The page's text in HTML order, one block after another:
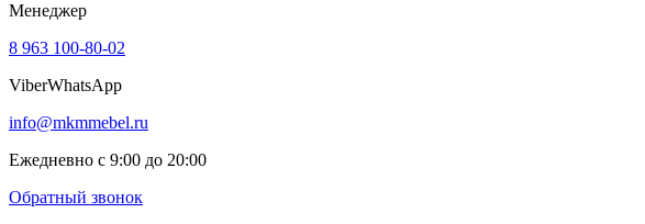
Менеджер
8 963 100-80-02
ViberWhatsApp
info@mkmmebel.ru
Ежедневно с 9:00 до 20:00
Обратный звонок